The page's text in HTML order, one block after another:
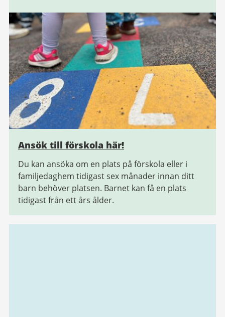
Ansök till förskola här!
Du kan ansöka om en plats på förskola eller i
familjedaghem tidigast sex månader innan ditt
barn behöver platsen. Barnet kan få en plats
tidigast från ett års ålder.